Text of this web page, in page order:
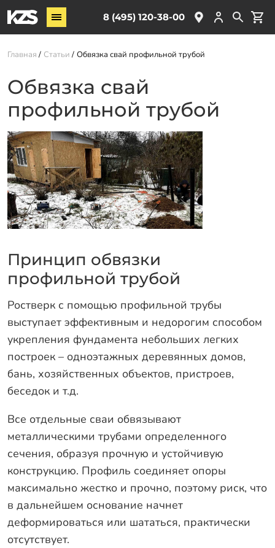
8 (495) 120-38-00
Винтовые сваи
ЖБ сваи
Обвязка свай
Комплектующие
Услуги
О компании
Акции
Новости
Партнёрам
Контакты
Доставка
Оплата
Отзывы
Гарантии
Программа лояльности
Вакансии
Главная Статьи Обвязка свай профильной трубой
Обвязка свай
профильной трубой
Принцип обвязки
профильной трубой
Ростверк с помощью профильной трубы
выступает эффективным и недорогим способом
укрепления фундамента небольших легких
построек – одноэтажных деревянных домов,
бань, хозяйственных объектов, пристроев,
беседок и т.д.
Все отдельные сваи обвязывают
металлическими трубами определенного
сечения, образуя прочную и устойчивую
конструкцию. Профиль соединяет опоры
максимально жестко и прочно, поэтому риск, что
в дальнейшем основание начнет
деформироваться или шататься, практически
отсутствует.